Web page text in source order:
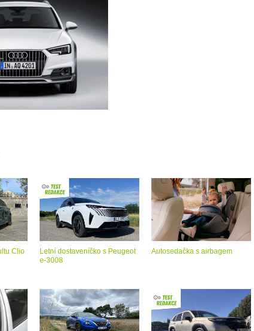
Clio
Letní dostaveníčko s Peugeot
e-3008
Autosedačka s airbagem